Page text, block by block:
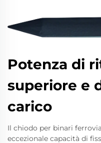
Potenza di
superiore e
carico
Il chiodo per binari
eccezionale capacità di